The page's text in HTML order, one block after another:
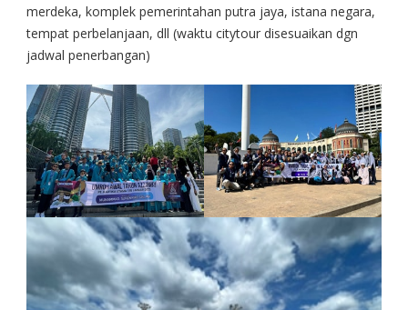
merdeka, komplek pemerintahan putra jaya, istana negara,
tempat perbelanjaan, dll (waktu citytour disesuaikan dgn
jadwal penerbangan)